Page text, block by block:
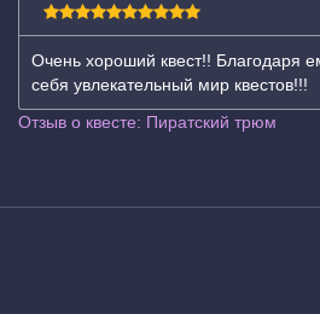
Очень хороший квест!! Благодаря
себя увлекательный мир квестов!!!
Отзыв о квесте: Пиратский трюм